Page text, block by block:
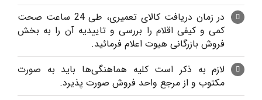
در زمان دریافت کالای تعمیری، طی 24 ساعت صحت
کمی و کیفی اقلام را بررسی و تاییدیه آن را به بخش
فروش بازرگانی هیوت اعلام فرمائید.
لازم به ذکر است کلیه هماهنگی‌ها باید به صورت
مکتوب و از مرجع واحد فروش صورت پذیرد.